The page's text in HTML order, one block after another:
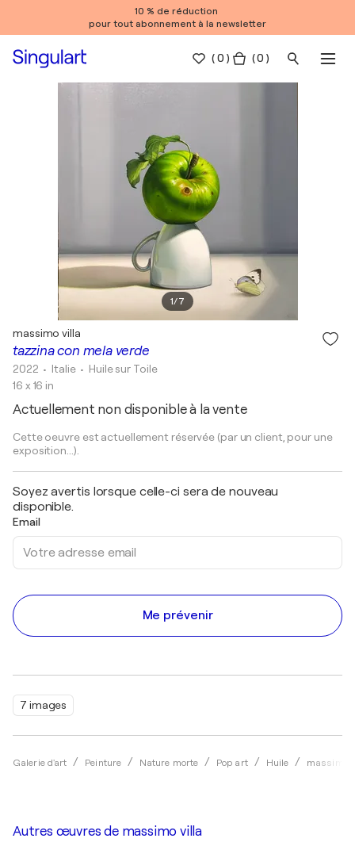
10 % de réduction
pour tout abonnement à la newsletter
(0 ) ( 0 )
1/7
7 images
Galerie d'art Peinture Nature morte Pop art Huile massimo
tazzina con mela verde
massimo villa
2022 • Italie • Huile sur Toile
16 x 16 in
Actuellement non disponible à la vente
Cette oeuvre est actuellement réservée (par un client, pour une
exposition...).
Soyez avertis lorsque celle-ci sera de nouveau
disponible.
Email
Me prévenir
Autres œuvres de massimo villa